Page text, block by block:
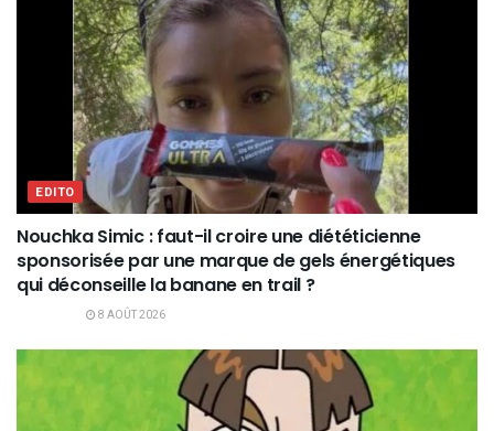
EDITO
Nouchka Simic : faut-il croire une diététicienne
sponsorisée par une marque de gels énergétiques
qui déconseille la banane en trail ?
8 AOÛT 2026